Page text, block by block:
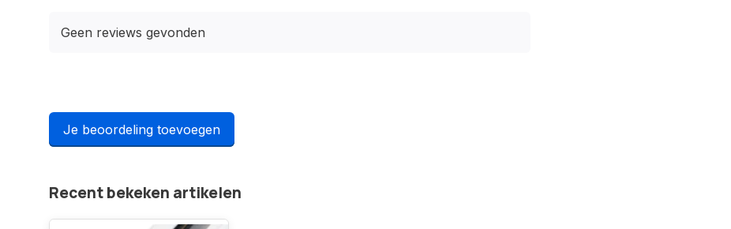
Geen reviews gevonden
Je beoordeling toevoegen
Recent bekeken artikelen